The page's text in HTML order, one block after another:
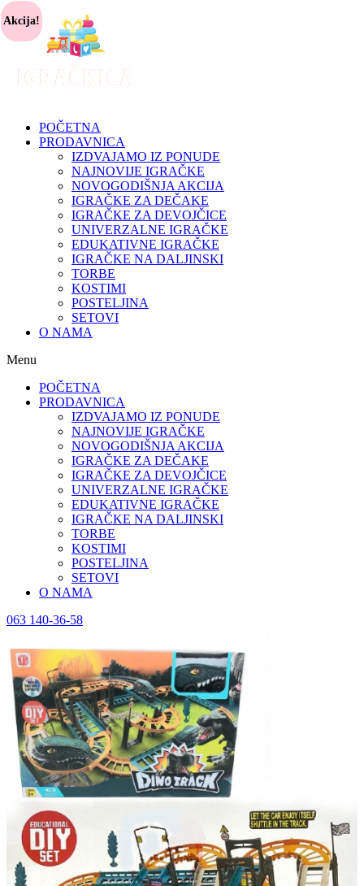
POČETNA
PRODAVNICA
IZDVAJAMO IZ PONUDE
NAJNOVIJE IGRAČKE
NOVOGODIŠNJA AKCIJA
IGRAČKE ZA DEČAKE
IGRAČKE ZA DEVOJČICE
UNIVERZALNE IGRAČKE
EDUKATIVNE IGRAČKE
IGRAČKE NA DALJINSKI
TORBE
KOSTIMI
POSTELJINA
SETOVI
O NAMA
Menu
POČETNA
PRODAVNICA
IZDVAJAMO IZ PONUDE
NAJNOVIJE IGRAČKE
NOVOGODIŠNJA AKCIJA
IGRAČKE ZA DEČAKE
IGRAČKE ZA DEVOJČICE
UNIVERZALNE IGRAČKE
EDUKATIVNE IGRAČKE
IGRAČKE NA DALJINSKI
TORBE
KOSTIMI
POSTELJINA
SETOVI
O NAMA
063 140-36-58
Akcija!